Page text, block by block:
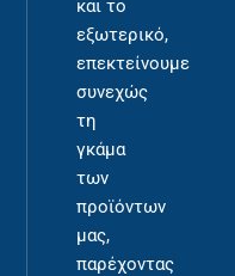
και το
εξωτερικό,
επεκτείνουμε
συνεχώς
τη
γκάμα
των
προϊόντων
μας,
παρέχοντας